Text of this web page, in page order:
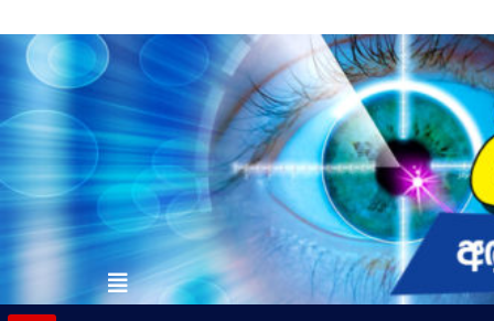
to
contentvinivida.lk